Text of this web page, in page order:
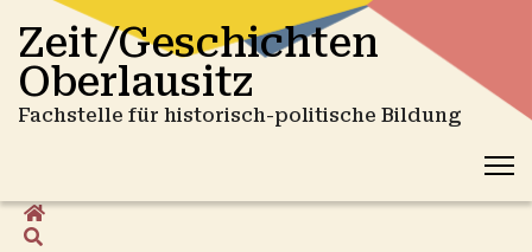
Zeit/Geschichten
Oberlausitz
Fachstelle für historisch-politische Bildung
Home